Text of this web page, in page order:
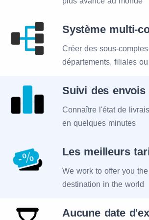
Système multi-
Créer des sous-
départements, filiales
Suivi des envois
Connaître l'état de
en quelques minutes
Les meilleurs
We work to offer you
destination in the world
Aucune date